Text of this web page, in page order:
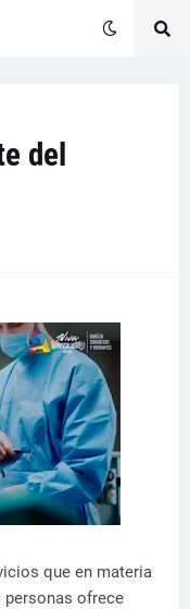
del
que en materia
personas ofrece